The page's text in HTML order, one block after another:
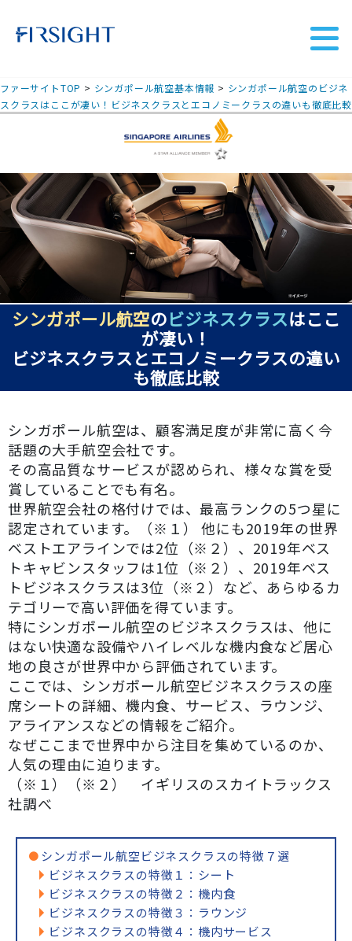
ファーサイトTOP > シンガポール航空基本情報 > シンガポール航空のビジネ
スクラスはここが凄い！ビジネスクラスとエコノミークラスの違いも徹底比較
シンガポール航空のビジネスクラスはここ
が凄い！
ビジネスクラスとエコノミークラスの違い
も徹底比較
シンガポール航空は、顧客満足度が非常に高く今
話題の大手航空会社です。
その高品質なサービスが認められ、様々な賞を受
賞していることでも有名。
世界航空会社の格付けでは、最高ランクの5つ星に
認定されています。
（※１）
他にも2019年の世界
ベストエアラインでは2位 （※２） 、2019年ベス
トキャビンスタッフは1位（※２）、2019年ベス
トビジネスクラスは3位（※２）など、あらゆるカ
テゴリーで高い評価を得ています。
特にシンガポール航空のビジネスクラスは、他に
はない快適な設備やハイレベルな機内食など居心
地の良さが世界中から評価されています。
ここでは、シンガポール航空ビジネスクラスの座
席シートの詳細、機内食、サービス、ラウンジ、
アライアンスなどの情報をご紹介。
なぜここまで世界中から注目を集めているのか、
人気の理由に迫ります。
（※１）（※２） イギリスのスカイトラックス
社調べ
シンガポール航空ビジネスクラスの特徴７選
ビジネスクラスの特徴１：シート
ビジネスクラスの特徴２：機内食
ビジネスクラスの特徴３：ラウンジ
ビジネスクラスの特徴４：機内サービス